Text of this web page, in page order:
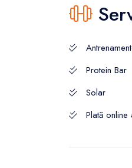
Protein Bar
Solar
Plată online